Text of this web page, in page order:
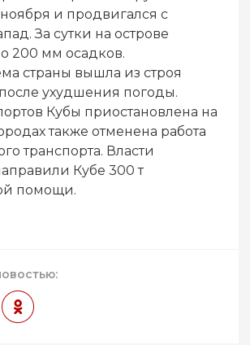
и продвигался с
За сутки на острове
200 мм осадков.
страны вышла из строя
ухудшения погоды.
Кубы приостановлена на
также отменена работа
транспорта. Власти
Кубе 300 т
помощи.